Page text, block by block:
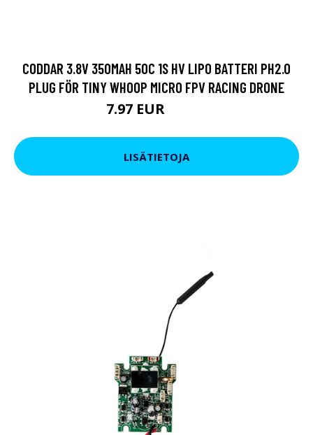
CODDAR 3.8V 350MAH 50C 1S HV LIPO BATTERI PH2.0
PLUG FÖR TINY WHOOP MICRO FPV RACING DRONE
7.97 EUR
LISÄTIETOJA